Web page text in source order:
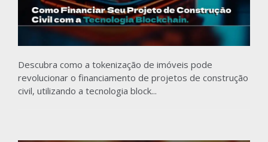
Descubra como a tokenização de imóveis pode
revolucionar o financiamento de projetos de construção
civil, utilizando a tecnologia block...